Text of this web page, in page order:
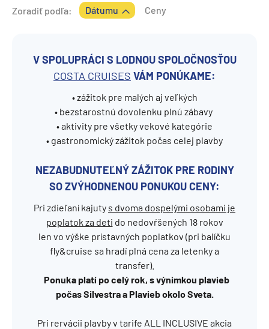
Zoradiť podľa: Dátumu Ceny
V SPOLUPRÁCI S LODNOU SPOLOČNOSŤOU
COSTA CRUISES VÁM PONÚKAME:
• zážitok pre malých aj veľkých
• bezstarostnú dovolenku plnú zábavy
• aktivity pre všetky vekové kategórie
• gastronomický zážitok počas celej plavby
NEZABUDNUTEĽNÝ ZÁŽITOK PRE RODINY
SO ZVÝHODNENOU PONUKOU CENY:
Pri zdieľaní kajuty s dvoma dospelými osobami je
poplatok za deti do nedovŕšených 18 rokov
len vo výške prístavných poplatkov (pri balíčku
fly&cruise sa hradí plná cena za letenky a
transfer).
Ponuka platí po celý rok, s výnimkou plavieb
počas Silvestra a Plavieb okolo Sveta.
Pri rervácii plavby v tarife ALL INCLUSIVE akcia